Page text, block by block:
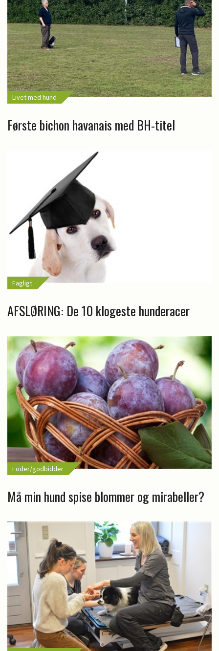
Livet med hund
Første bichon havanais med BH-titel
Fagligt
AFSLØRING: De 10 klogeste hunderacer
Foder/godbidder
Må min hund spise blommer og mirabeller?